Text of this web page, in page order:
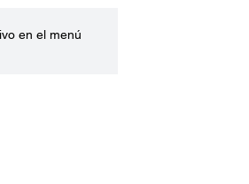
en el menú